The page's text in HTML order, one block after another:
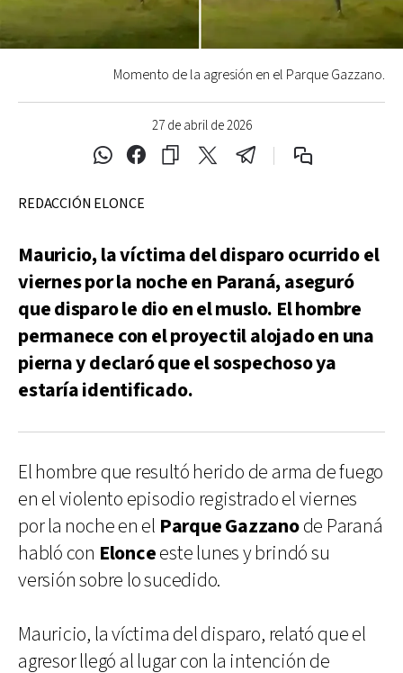
27 de abril de 2026
Momento de la agresión en el Parque Gazzano.
REDACCIÓN ELONCE
Mauricio, la víctima del disparo ocurrido el
viernes por la noche en Paraná, aseguró
que disparo le dio en el muslo. El hombre
permanece con el proyectil alojado en una
pierna y declaró que el sospechoso ya
estaría identificado.
El hombre que resultó herido de arma de fuego
en el violento episodio registrado el viernes
por la noche en el Parque Gazzanode Paraná
habló con Elonceeste lunes y brindó su
versión sobre lo sucedido.
Mauricio, la víctima del disparo, relató que el
agresor llegó al lugar con la intención de